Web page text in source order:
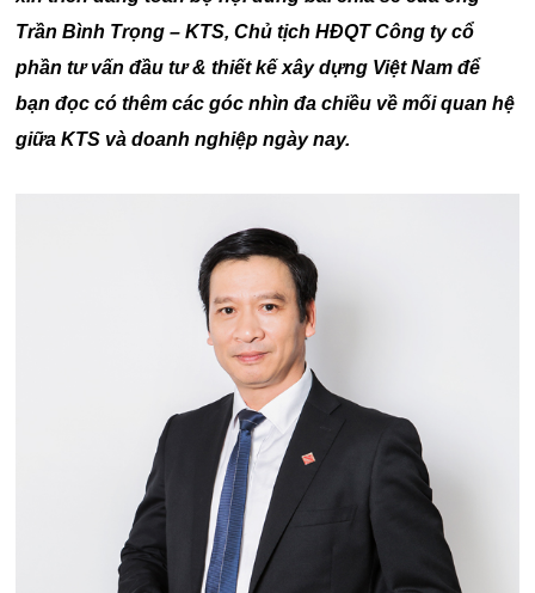
Trần Bình Trọng – KTS, Chủ tịch HĐQT Công ty cổ
phần tư vấn đầu tư & thiết kế xây dựng Việt Nam để
bạn đọc có thêm các góc nhìn đa chiều về mối quan hệ
giữa KTS và doanh nghiệp ngày nay.